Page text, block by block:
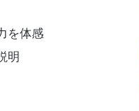
を体感
明